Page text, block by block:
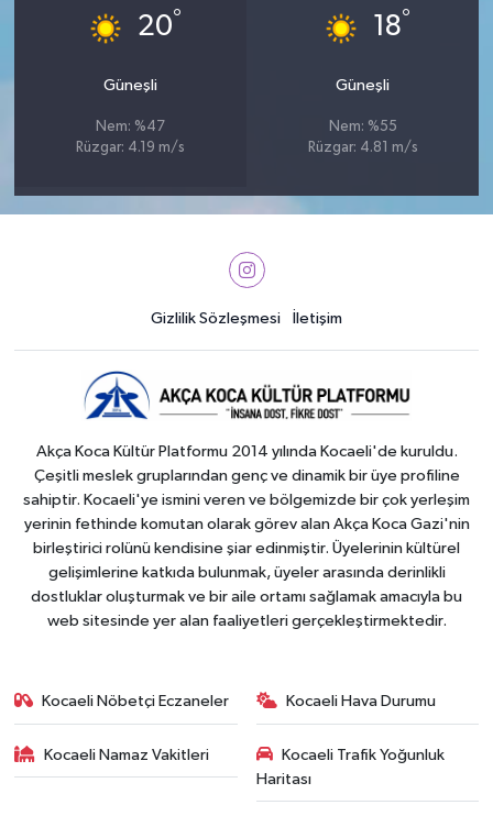
20°
Güneşli
Nem: %47
Rüzgar: 4.19 m/s
18°
Güneşli
Nem: %55
Rüzgar: 4.81 m/s
Gizlilik Sözleşmesi İletişim
Akça Koca Kültür Platformu 2014 yılında Kocaeli'de kuruldu.
Çeşitli meslek gruplarından genç ve dinamik bir üye profiline
sahiptir. Kocaeli'ye ismini veren ve bölgemizde bir çok yerleşim
yerinin fethinde komutan olarak görev alan Akça Koca Gazi'nin
birleştirici rolünü kendisine şiar edinmiştir. Üyelerinin kültürel
gelişimlerine katkıda bulunmak, üyeler arasında derinlikli
dostluklar oluşturmak ve bir aile ortamı sağlamak amacıyla bu
web sitesinde yer alan faaliyetleri gerçekleştirmektedir.
Kocaeli Nöbetçi Eczaneler Kocaeli Hava Durumu
Kocaeli Namaz Vakitleri
Kocaeli Trafik Yoğunluk
Haritası